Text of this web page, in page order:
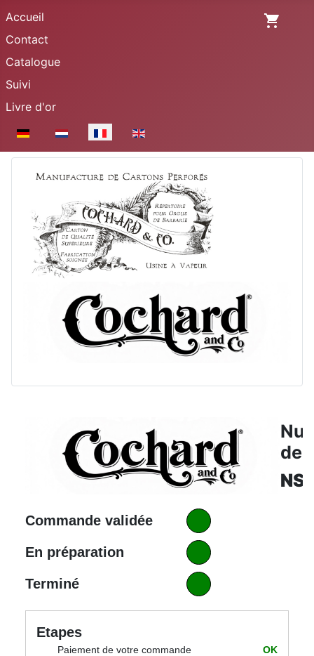
Accueil
Contact
Catalogue
Suivi
Livre d'or
Sélectionnez votre langue
de
Commande validée
En préparation
Terminé
Etapes
Paiement de votre commande
OK